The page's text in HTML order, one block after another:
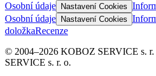
Osobní údaje Nastavení Cookies
Osobní údaje
Nastavení Cookies
doložkaRecenze
© 2004–2026 KOBOZ SERVICE s. r.
SERVICE s. r. o.